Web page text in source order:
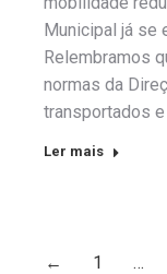
Municipal já se
Relembramos
normas da
transportados e
Ler mais
← 1 …